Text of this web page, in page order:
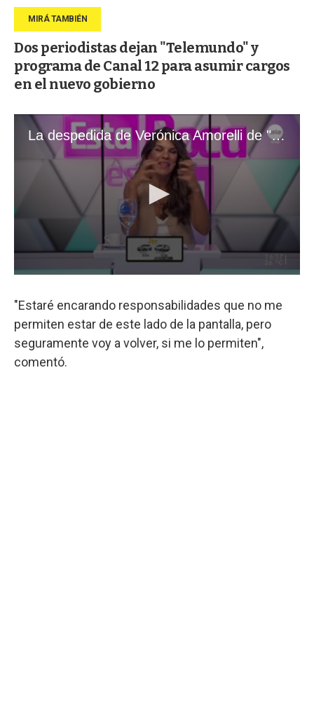
Dos periodistas dejan "Telemundo" y
programa de Canal 12 para asumir cargos
en el nuevo gobierno
"Estaré encarando responsabilidades que no me
permiten estar de este lado de la pantalla, pero
seguramente voy a volver, si me lo permiten",
comentó.